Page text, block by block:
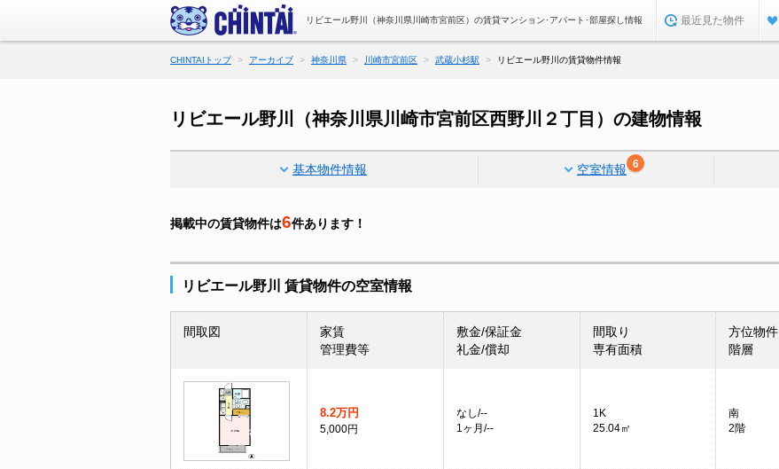
リビエール野川（神奈川県川崎市宮前区）の賃貸マンション･アパート･部屋探し情報 最近見た物件
CHINTAIトップ アーカイブ 神奈川県 川崎市宮前区 武蔵小杉駅 リビエール野川の賃貸物件情報
リビエール野川（神奈川県川崎市宮前区西野川２丁目）の建物情報
基本物件情報 空室情報 6
掲載中の賃貸物件は6件あります！
リビエール野川 賃貸物件の空室情報
間取図
家賃
管理費等
敷金/保証金
礼金/償却
間取り
専有面積
方位物件
階層
8.2万円
5,000円
なし/--
1ヶ月/--
1K
25.04㎡
南
2階